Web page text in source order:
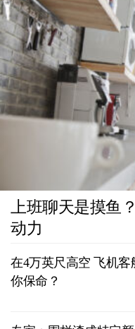
上班聊天是摸鱼
动力
在4万英尺高空 飞机客
你保命？